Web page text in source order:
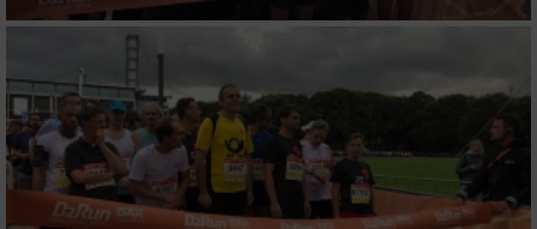
Geräte anhand von aktiv angeforderten
Informationen identifizieren
Nicht-IAB-Verarbeitungszwecke:
Notwendig